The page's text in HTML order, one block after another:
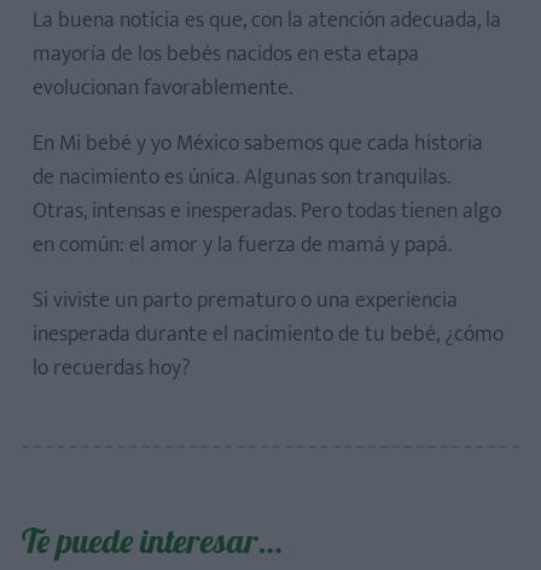
La buena noticia es que, con la atención adecuada, la
mayoría de los bebés nacidos en esta etapa
evolucionan favorablemente.
En Mi bebé y yo México sabemos que cada historia
de nacimiento es única. Algunas son tranquilas.
Otras, intensas e inesperadas. Pero todas tienen algo
en común: el amor y la fuerza de mamá y papá.
Si viviste un parto prematuro o una experiencia
inesperada durante el nacimiento de tu bebé, ¿cómo
lo recuerdas hoy?
Te puede interesar…